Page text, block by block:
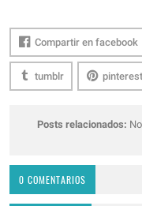
Compartir en facebook
tumblr pinterest
Posts relacionados:
0 COMENTARIOS